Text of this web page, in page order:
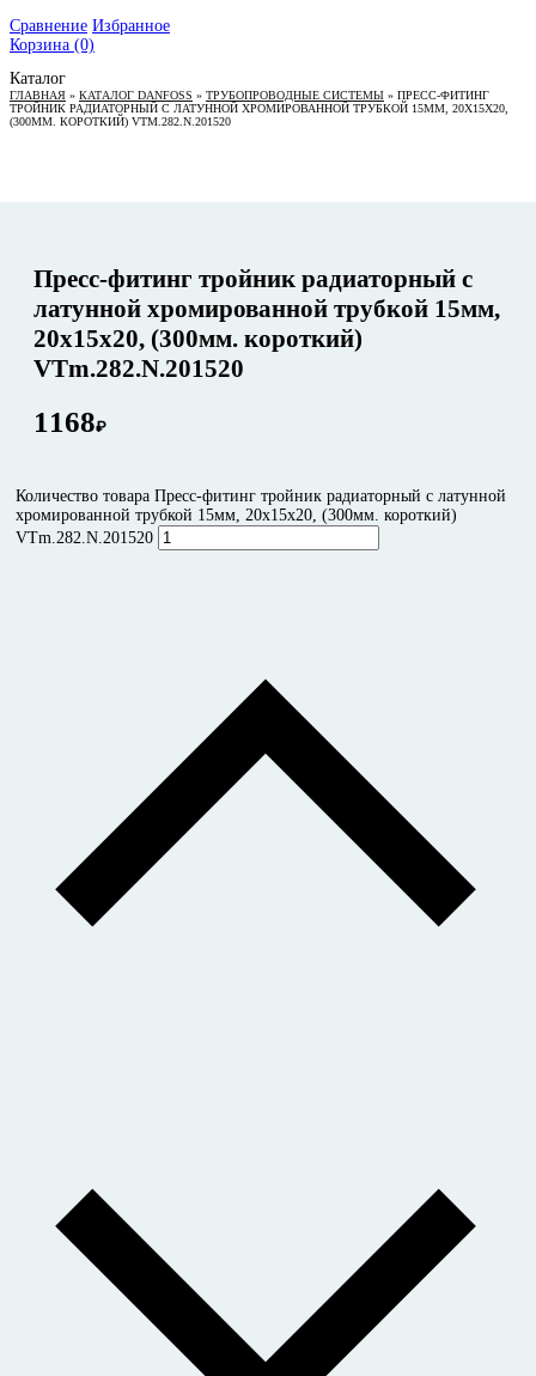
Сравнение Избранное
Корзина (0)
Каталог
ГЛАВНАЯ » КАТАЛОГ DANFOSS » ТРУБОПРОВОДНЫЕ СИСТЕМЫ » ПРЕСС-ФИТИНГ
ТРОЙНИК РАДИАТОРНЫЙ С ЛАТУННОЙ ХРОМИРОВАННОЙ ТРУБКОЙ 15ММ, 20Х15Х20,
(300ММ. КОРОТКИЙ) VTM.282.N.201520
Пресс-фитинг тройник радиаторный с
латунной хромированной трубкой 15мм,
20х15х20, (300мм. короткий)
VTm.282.N.201520
1168₽
Количество товара Пресс-фитинг тройник радиаторный с латунной
хромированной трубкой 15мм, 20х15х20, (300мм. короткий)
VTm.282.N.201520